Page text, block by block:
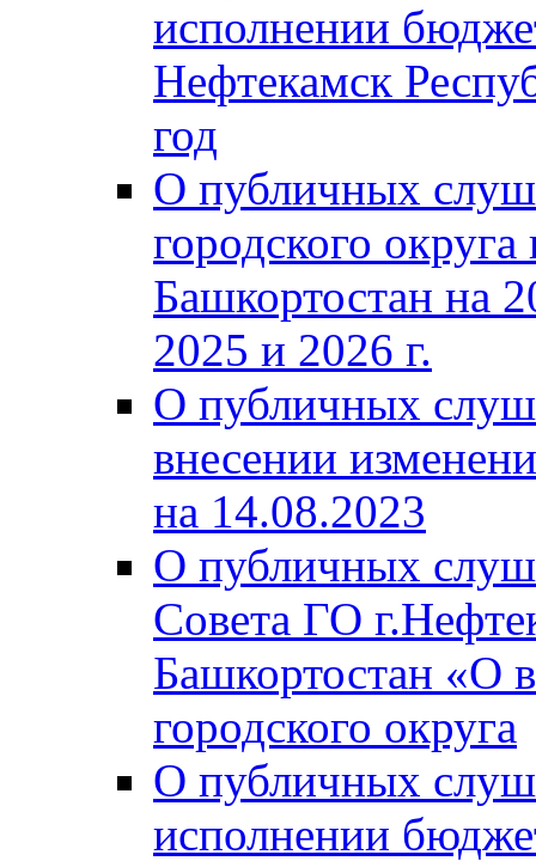
исполнении
Нефтекамск
год
О публичных
городского
Башкортостан на
2025 и 2026 г.
О публичных
внесении
на 14.08.2023
О публичных
Совета ГО
Башкортостан «О
городского округа
О публичных
исполнении